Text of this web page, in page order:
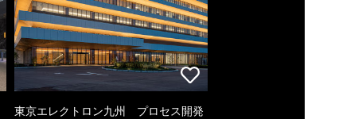
東京エレクトロン九州 プロセス開発